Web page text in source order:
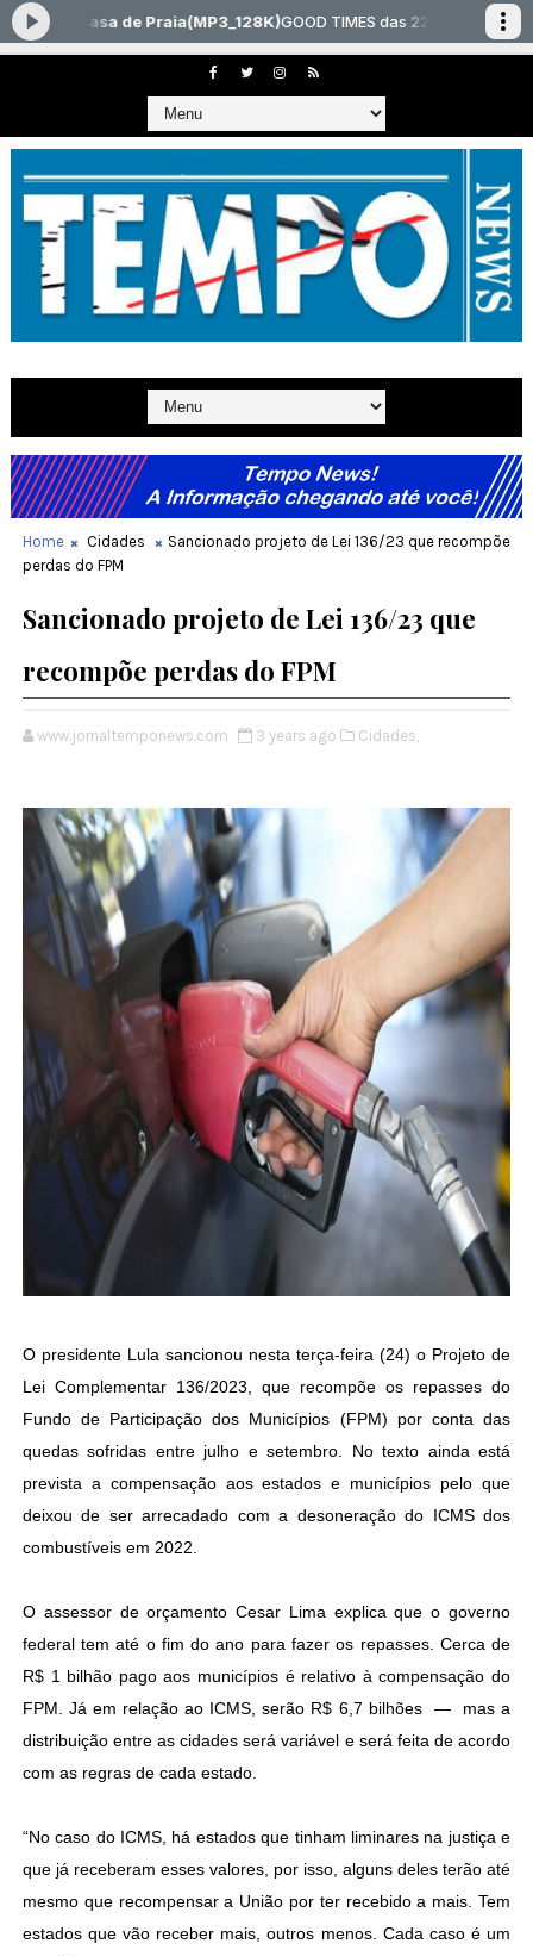
Home Cidades
Sancionado projeto de Lei 136/23 que recompõe
perdas do FPM
Sancionado projeto de Lei 136/23 que
recompõe perdas do FPM
www.jornaltemponews.com 3 years ago Cidades,
O presidente Lula sancionou nesta terça-feira (24) o Projeto de
Lei Complementar 136/2023, que recompõe os repasses do
Fundo de Participação dos Municípios (FPM) por conta das
quedas sofridas entre julho e setembro. No texto ainda está
prevista a compensação aos estados e municípios pelo que
deixou de ser arrecadado com a desoneração do ICMS dos
combustíveis em 2022.
O assessor de orçamento Cesar Lima explica que o governo
federal tem até o fim do ano para fazer os repasses. Cerca de
R$ 1 bilhão pago aos municípios é relativo à compensação do
FPM. Já em relação ao ICMS, serão R$ 6,7 bilhões — mas a
distribuição entre as cidades será variável e será feita de acordo
com as regras de cada estado.
“No caso do ICMS, há estados que tinham liminares na justiça e
que já receberam esses valores, por isso, alguns deles terão até
mesmo que recompensar a União por ter recebido a mais. Tem
estados que vão receber mais, outros menos. Cada caso é um